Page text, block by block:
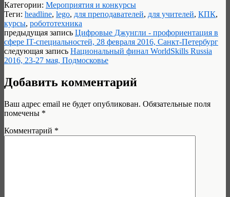
Категории: Мероприятия и конкурсы
Теги: headline, lego, для преподавателей, для учителей, КПК,
курсы, робототехника
предыдущая запись Цифровые Джунгли - профориентация в
сфере IT-специальностей, 28 февраля 2016, Санкт-Петербург
следующая запись Национальный финал WorldSkills Russia
2016, 23-27 мая, Подмосковье
Добавить комментарий
Ваш адрес email не будет опубликован. Обязательные поля
помечены *
Комментарий *